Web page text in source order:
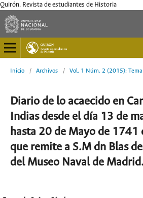
Quirón. Revista de estudiantes de Historia
Inicio / Archivos / Vol. 1 Núm. 2 (2015):
Diario de lo acaecido en
Indias desde el día 13 de
hasta 20 de Mayo de 1741
que remite a S.M dn Blas
del Museo Naval de